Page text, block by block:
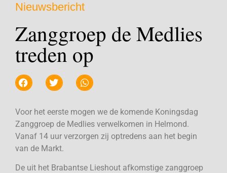
Nieuwsbericht
Zanggroep de Medlies
treden op
Voor het eerste mogen we de komende Koningsdag
Zanggroep de Medlies verwelkomen in Helmond.
Vanaf 14 uur verzorgen zij optredens aan het begin
van de Markt.
De uit het Brabantse Lieshout afkomstige zanggroep